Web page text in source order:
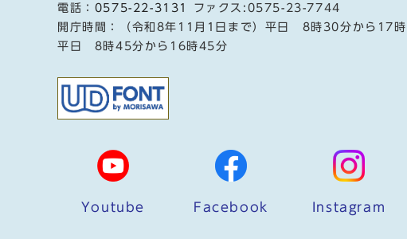
電話： 0575-22-3131
ファクス:0575-23-7744
開庁時間：（令和8年11月1日まで）平日 8時30分から17
平日 8時45分から16時45分
Youtube Facebook Instagram